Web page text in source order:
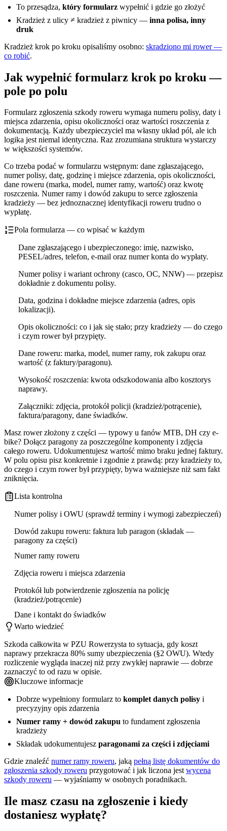
To przesądza, który formularz wypełnić i gdzie go złożyć
Kradzież z ulicy ≠ kradzież z piwnicy — inna polisa, inny
druk
Kradzież krok po kroku opisaliśmy osobno: skradziono mi rower —
co robić.
Jak wypełnić formularz krok po kroku —
pole po polu
Formularz zgłoszenia szkody roweru wymaga numeru polisy, daty i
miejsca zdarzenia, opisu okoliczności oraz wartości roszczenia z
dokumentacją. Każdy ubezpieczyciel ma własny układ pól, ale ich
logika jest niemal identyczna. Raz zrozumiana struktura wystarczy
w większości systemów.
Co trzeba podać w formularzu wstępnym: dane zgłaszającego,
numer polisy, datę, godzinę i miejsce zdarzenia, opis okoliczności,
dane roweru (marka, model, numer ramy, wartość) oraz kwotę
roszczenia. Numer ramy i dowód zakupu to serce zgłoszenia
kradzieży — bez jednoznacznej identyfikacji roweru trudno o
wypłatę.
Pola formularza — co wpisać w każdym
Dane zgłaszającego i ubezpieczonego: imię, nazwisko,
PESEL/adres, telefon, e-mail oraz numer konta do wypłaty.
Numer polisy i wariant ochrony (casco, OC, NNW) — przepisz
dokładnie z dokumentu polisy.
Data, godzina i dokładne miejsce zdarzenia (adres, opis
lokalizacji).
Opis okoliczności: co i jak się stało; przy kradzieży — do czego
i czym rower był przypięty.
Dane roweru: marka, model, numer ramy, rok zakupu oraz
wartość (z faktury/paragonu).
Wysokość roszczenia: kwota odszkodowania albo kosztorys
naprawy.
Załączniki: zdjęcia, protokół policji (kradzież/potrącenie),
faktura/paragony, dane świadków.
Masz rower złożony z części — typowy u fanów MTB, DH czy e-
bike? Dołącz paragony za poszczególne komponenty i zdjęcia
całego roweru. Udokumentujesz wartość mimo braku jednej faktury.
W polu opisu pisz konkretnie i zgodnie z prawdą: przy kradzieży to,
do czego i czym rower był przypięty, bywa ważniejsze niż sam fakt
zniknięcia.
Lista kontrolna
Numer polisy i OWU (sprawdź terminy i wymogi zabezpieczeń)
Dowód zakupu roweru: faktura lub paragon (składak —
paragony za części)
Numer ramy roweru
Zdjęcia roweru i miejsca zdarzenia
Protokół lub potwierdzenie zgłoszenia na policję
(kradzież/potrącenie)
Dane i kontakt do świadków
Warto wiedzieć
Szkoda całkowita w PZU Rowerzysta to sytuacja, gdy koszt
naprawy przekracza 80% sumy ubezpieczenia (§2 OWU). Wtedy
rozliczenie wygląda inaczej niż przy zwykłej naprawie — dobrze
zaznaczyć to od razu w opisie.
Kluczowe informacje
Dobrze wypełniony formularz to komplet danych polisy i
precyzyjny opis zdarzenia
Numer ramy + dowód zakupu to fundament zgłoszenia
kradzieży
Składak udokumentujesz paragonami za części i zdjęciami
Gdzie znaleźć numer ramy roweru, jaką pełną listę dokumentów do
zgłoszenia szkody roweru przygotować i jak liczona jestwycena
szkody roweru — wyjaśniamy w osobnych poradnikach.
Ile masz czasu na zgłoszenie i kiedy
dostaniesz wypłatę?